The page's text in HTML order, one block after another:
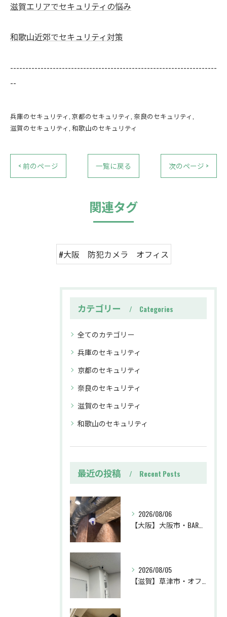
滋賀エリアでセキュリティの悩み
和歌山近郊でセキュリティ対策
--------------------------------------------------------------------
--
兵庫のセキュリティ 京都のセキュリティ 奈良のセキュリティ
滋賀のセキュリティ 和歌山のセキュリティ
< 前のページ 一覧に戻る 次のページ >
関連タグ
#大阪 防犯カメラ オフィス
カテゴリー Categories
全てのカテゴリー
兵庫のセキュリティ
京都のセキュリティ
奈良のセキュリティ
滋賀のセキュリティ
和歌山のセキュリティ
最近の投稿 Recent Posts
2026/08/06
2026/08/05